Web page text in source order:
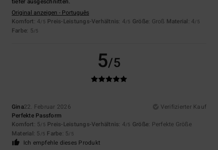
Original anzeigen - Português
Komfort: 4/5 Preis-Leistungs-Verhältnis: 4/5 Größe: Groß Material: 4/5
Farbe: 5/5
5/5
Gina22. Februar 2026
Verifizierter Kauf
Perfekte Passform
Komfort: 5/5 Preis-Leistungs-Verhältnis: 4/5 Größe: Perfekte Größe
Material: 5 /5 Farbe: 5/5
Ich empfehle dieses Produkt